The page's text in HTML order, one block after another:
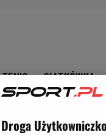
TENIS SIATKÓWKA
Droga